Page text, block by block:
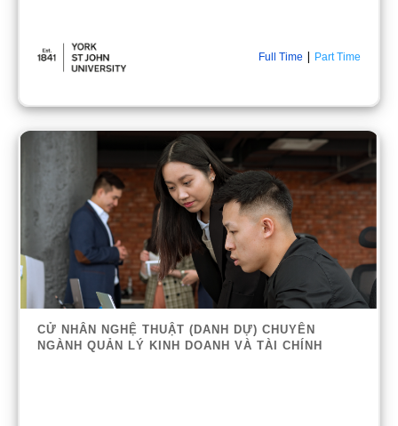
Full Time | Part Time
CỬ NHÂN NGHỆ THUẬT (DANH DỰ) CHUYÊN
NGÀNH QUẢN LÝ KINH DOANH VÀ TÀI CHÍNH